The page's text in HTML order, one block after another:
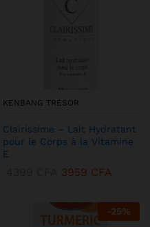
KENBANG TRÉSOR
Clairissime – Lait Hydratant
pour le Corps à la Vitamine
E
3959 CFA
-25%